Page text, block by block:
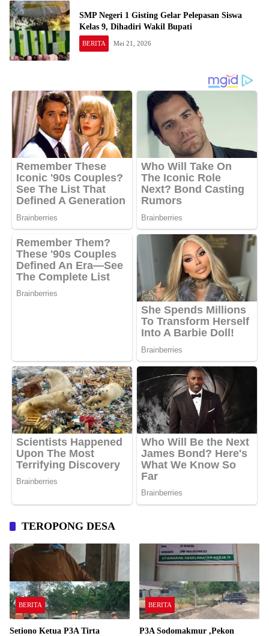
SMP Negeri 1 Gisting Gelar Pelepasan Siswa
Kelas 9, Dihadiri Wakil Bupati
BERITA Mei 21, 2026
TEROPONG DESA
BERITA
Setiono Ketua P3A Tirta
BERITA
P3A Sodomakmur ,Pekon